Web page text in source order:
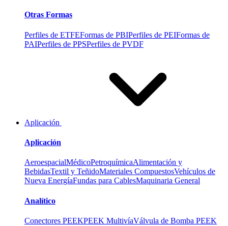
Otras Formas
Perfiles de ETFEFormas de PBIPerfiles de PEIFormas de
PAIPerfiles de PPSPerfiles de PVDF
Aplicación
Aplicación
AeroespacialMédicoPetroquímicaAlimentación y
BebidasTextil y TeñidoMateriales CompuestosVehículos de
Nueva EnergíaFundas para CablesMaquinaria General
Analítico
Conectores PEEKPEEK MultivíaVálvula de Bomba PEEK